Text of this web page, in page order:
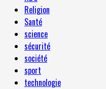
Religion
Santé
science
sécurité
société
sport
technologie